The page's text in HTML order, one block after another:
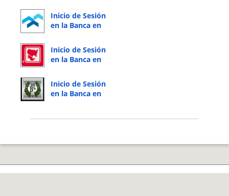
Inicio de Sesión
en la Banca en
Inicio de Sesión
en la Banca en
Inicio de Sesión
en la Banca en